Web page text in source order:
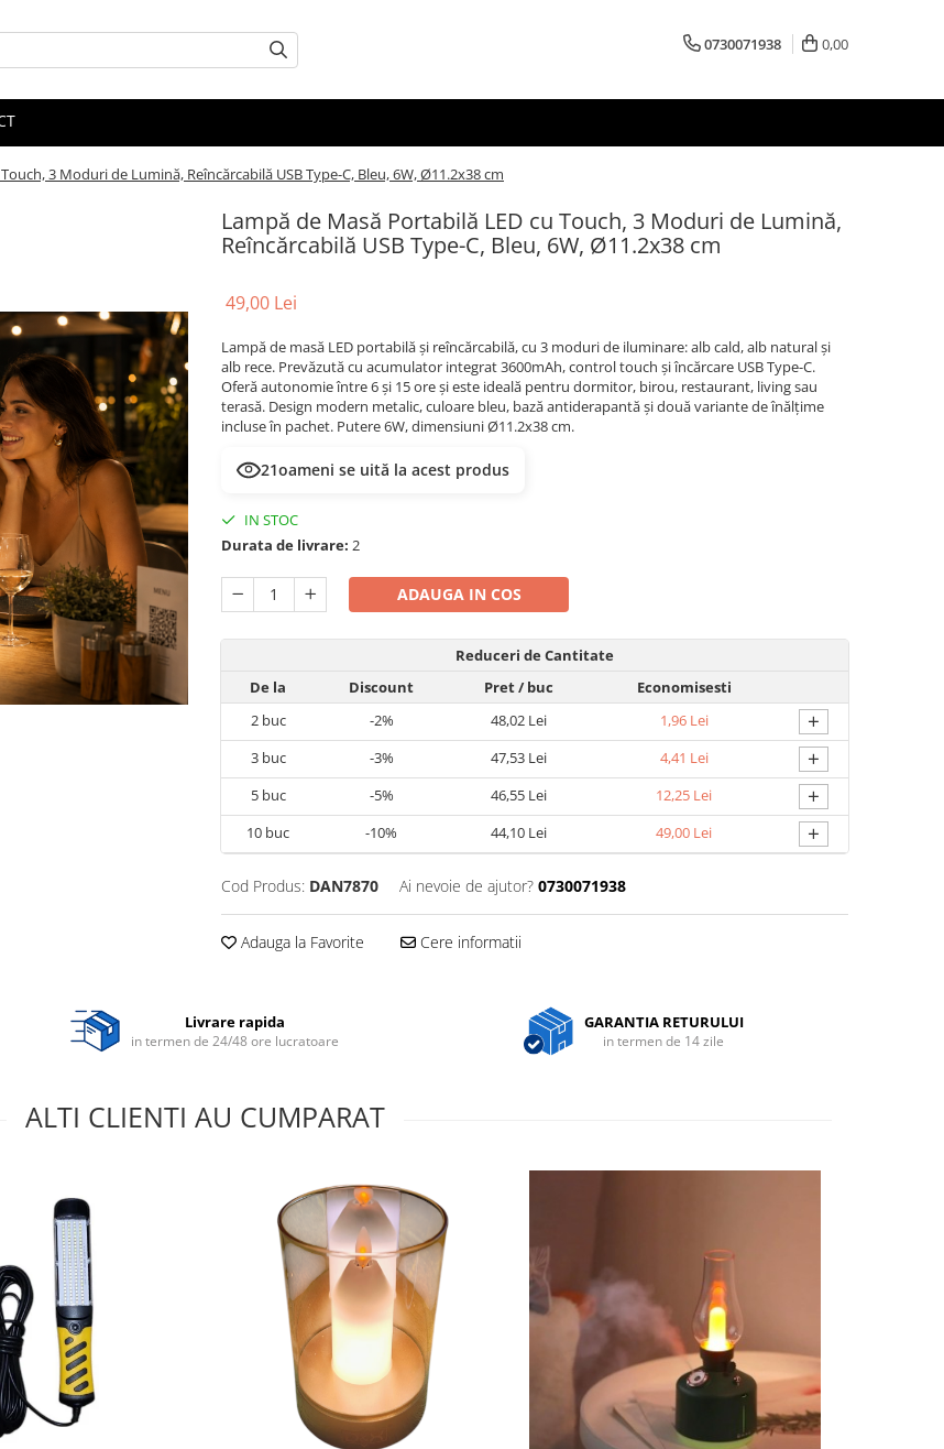
0730071938 0,00
3 Moduri de Lumină, Reîncărcabilă USB Type-C, Bleu, 6W, Ø11.2x38 cm
Lampă de Masă Portabilă LED cu Touch, 3 Moduri de Lumină,
Reîncărcabilă USB Type-C, Bleu, 6W, Ø11.2x38 cm
49,00 Lei
Lampă de masă LED portabilă și reîncărcabilă, cu 3 moduri de iluminare: alb cald, alb natural și
alb rece. Prevăzută cu acumulator integrat 3600mAh, control touch și încărcare USB Type-C.
Oferă autonomie între 6 și 15 ore și este ideală pentru dormitor, birou, restaurant, living sau
terasă. Design modern metalic, culoare bleu, bază antiderapantă și două variante de înălțime
incluse în pachet. Putere 6W, dimensiuni Ø11.2x38 cm.
21oameni se uită la acest produs
IN STOC
Durata de livrare: 2
ADAUGA IN COS
Reduceri de Cantitate
De la
Discount Pret/ buc
Economisesti
2buc -2% 48,02 Lei 1,96 Lei +
3buc -3% 47,53 Lei 4,41 Lei +
5buc -5% 46,55 Lei 12,25 Lei +
10 buc -10% 44,10 Lei 49,00 Lei +
Cod Produs: DAN7870 Ai nevoie de ajutor? 0730071938
Adauga la Favorite Cere informatii
Livrare rapida
in termen de 24/48 ore lucratoare
GARANTIA RETURULUI
in termen de 14 zile
ALTI CLIENTI AU CUMPARAT